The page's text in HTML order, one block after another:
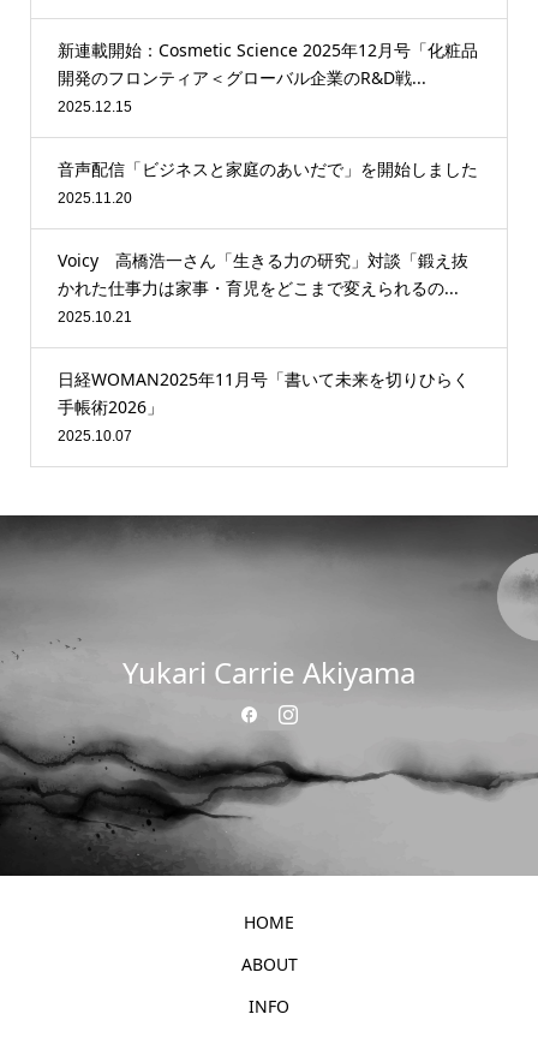
新連載開始：Cosmetic Science 2025年12月号「化粧品
開発のフロンティア＜グローバル企業のR&D戦...
2025.12.15
音声配信「ビジネスと家庭のあいだで」を開始しました
2025.11.20
Voicy 高橋浩一さん「生きる力の研究」対談「鍛え抜
かれた仕事力は家事・育児をどこまで変えられるの...
2025.10.21
日経WOMAN2025年11月号「書いて未来を切りひらく
手帳術2026」
2025.10.07
Yukari Carrie Akiyama
HOME
ABOUT
INFO